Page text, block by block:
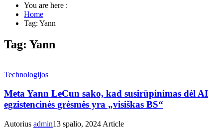
You are here :
Home
Tag: Yann
Tag: Yann
Technologijos
Meta Yann LeCun sako, kad susirūpinimas dėl AI
egzistencinės grėsmės yra „visiškas BS“
Autorius admin13 spalio, 2024 Article